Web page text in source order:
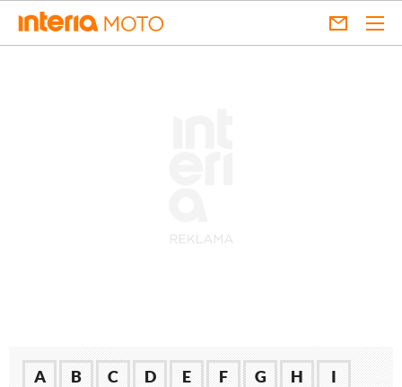
A B C D E F G H
I